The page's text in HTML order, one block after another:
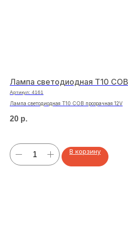
Лампа светодиодная T10
Артикул: 4161
Лампа светодиодная T10 COB прозрачная 12V
20 р.
В корзину